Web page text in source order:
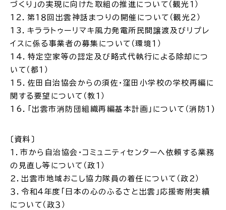
高齢者・介護 病気・ケガ
おくやみ
届出・手続・申請
づくり」の実現に向けた取組の推進について（観光１）
12．第１８回出雲神話まつりの開催について（観光２）
13．キララトゥーリマキ風力発電所民間譲渡及びリプレ
イスに係る事業者の募集について（環境１）
14．特定空家等の認定及び略式代執行による除却につ
いて（都１）
15．佐田自治協会からの須佐・窪田小学校の学校再編に
関する要望について（教１）
16．「出雲市消防団組織再編基本計画」について（消防１)
〔資料〕
１．市から自治協会・コミュニティセンターへ依頼する業務
の見直し等について（政１）
２．出雲市地域おこし協力隊員の着任について（政２）
３．令和４年度「日本の心のふるさと出雲」応援寄附実績
について（政３）